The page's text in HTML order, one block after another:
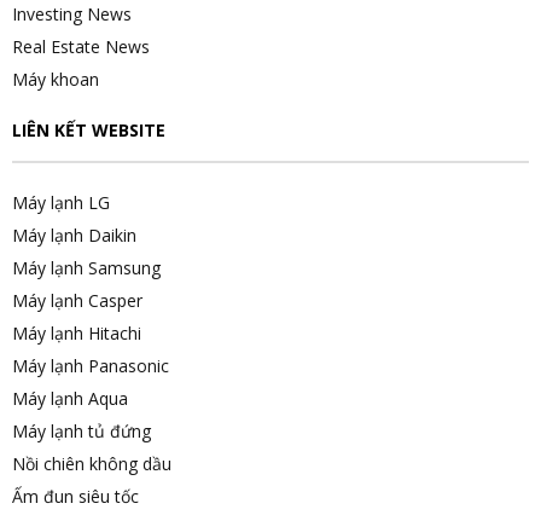
Investing News
Real Estate News
Máy khoan
LIÊN KẾT WEBSITE
Máy lạnh LG
Máy lạnh Daikin
Máy lạnh Samsung
Máy lạnh Casper
Máy lạnh Hitachi
Máy lạnh Panasonic
Máy lạnh Aqua
Máy lạnh tủ đứng
Nồi chiên không dầu
Ấm đun siêu tốc